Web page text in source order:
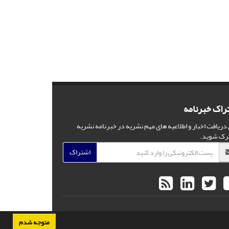
متوجه شدم
خبرنامه
دریافت اخبار و اطلاعیه های مهم نشریه در خبرنامه نشریه
شوید.
اشتراک